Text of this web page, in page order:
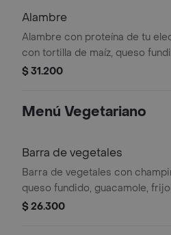
Alambre
Alambre con proteína de tu
con tortilla de maíz, queso
pimentón, cebolla, lechuga,
$ 31.200
Menú Vegetariano
Barra de vegetales
Barra de vegetales con
queso fundido, guacamole, frijol
negro, pimentón, cebolla,
$ 26.300